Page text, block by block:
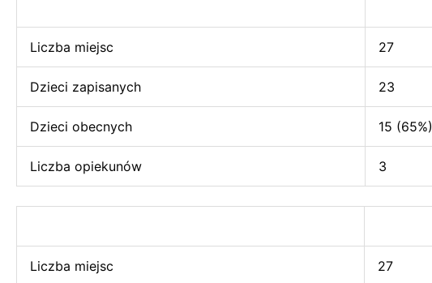
Liczba miejsc 27
Dzieci zapisanych 23
Dzieci obecnych 15 (65%)
Liczba opiekunów 3
Liczba miejsc 27